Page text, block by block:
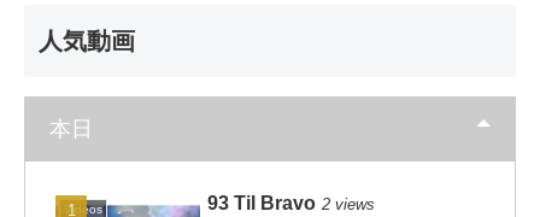
人気動画
本日
Videos 93 Til Bravo 2 views